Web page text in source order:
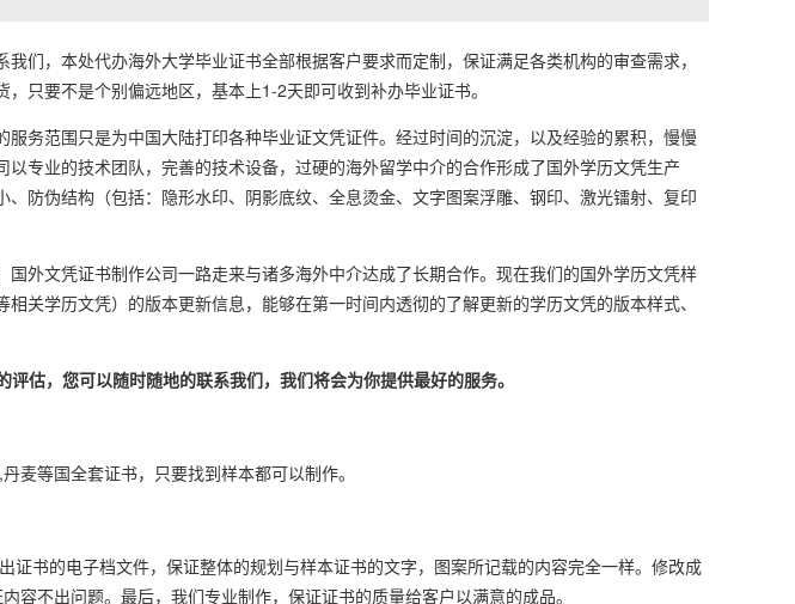
，本处代办海外大学毕业证书全部根据客户要求而定制，保证满足各类机构的审查需求，
只要不是个别偏远地区，基本上1-2天即可收到补办毕业证书。
范围只是为中国大陆打印各种毕业证文凭证件。经过时间的沉淀，以及经验的累积，慢慢
专业的技术团队，完善的技术设备，过硬的海外留学中介的合作形成了国外学历文凭生产
防伪结构（包括：隐形水印、阴影底纹、全息烫金、文字图案浮雕、钢印、激光镭射、复印
文凭证书制作公司一路走来与诸多海外中介达成了长期合作。现在我们的国外学历文凭样
关学历文凭）的版本更新信息，能够在第一时间内透彻的了解更新的学历文凭的版本样式、
估，您可以随时随地的联系我们，我们将会为你提供最好的服务。
麦等国全套证书，只要找到样本都可以制作。
书的电子档文件，保证整体的规划与样本证书的文字，图案所记载的内容完全一样。修改成
不出问题。最后，我们专业制作，保证证书的质量给客户以满意的成品。